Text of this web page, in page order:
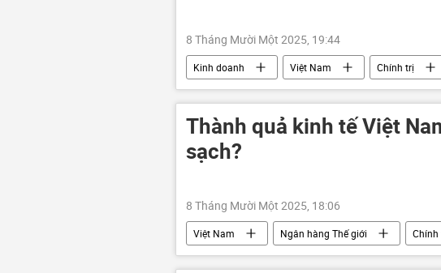
8 Tháng Mười Một 2025, 19:44
Kinh doanh Việt Nam Chính trị
Chính phủ
Bộ Tài Chính VN thương
PVN
Petrovietnam
Thành quả kinh tế Việt
sạch?
8 Tháng Mười Một 2025, 18:06
Việt Nam Ngân hàng Thế giới Chính
Thành phố Hồ Chí Minh
Châu Âu